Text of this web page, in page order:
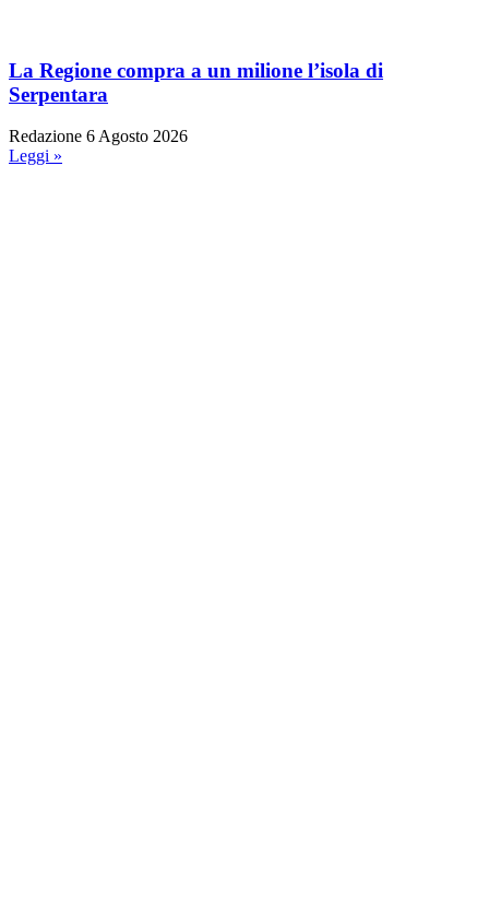
La Regione compra a un milione l’isola di
Serpentara
Redazione 6 Agosto 2026
Leggi »